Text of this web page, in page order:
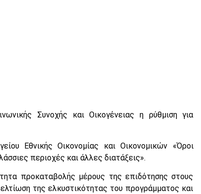
Συνοχής και Οικογένειας η ρύθμιση για
Εθνικής Οικονομίας και Οικονομικών «Όροι
περιοχές και άλλες διατάξεις».
προκαταβολής μέρους της επιδότησης στους
της ελκυστικότητας του προγράμματος και